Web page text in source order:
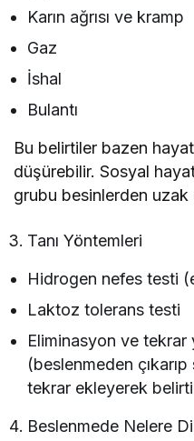
Karın ağrısı ve kramp
Gaz
İshal
Bulantı
Bu belirtiler bazen
düşürebilir. Sosyal
grubu besinlerden
Tanı Yöntemleri
Hidrogen nefes testi
Laktoz tolerans testi
Eliminasyon ve
(beslenmeden
tekrar ekleyerek
Beslenmede Nelere